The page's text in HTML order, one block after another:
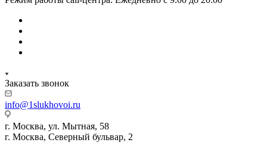
Заказать звонок
info@1slukhovoi.ru
г. Москва, ул. Мытная, 58
г. Москва, Северный бульвар, 2